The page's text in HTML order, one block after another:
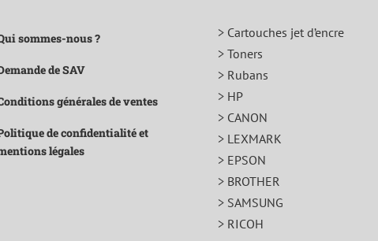
sommes-nous ?
de SAV
générales de ventes
de confidentialité et
légales
> Cartouches jet d’encre
> Toners
> Rubans
> HP
> CANON
> LEXMARK
> EPSON
> BROTHER
> SAMSUNG
> RICOH